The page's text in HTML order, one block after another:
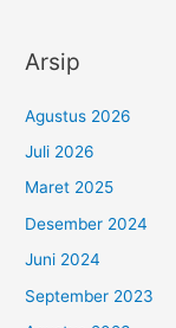
Arsip
Agustus 2026
Juli 2026
Maret 2025
Desember 2024
Juni 2024
September 2023